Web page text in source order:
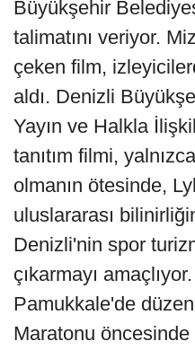
Büyükşehir
talimatını veriyor.
çeken film,
aldı. Denizli
Yayın ve Halkla
tanıtım filmi,
olmanın ötesinde,
uluslararası
Denizli'nin spor
çıkarmayı
Pamukkale'de
Maratonu öncesinde